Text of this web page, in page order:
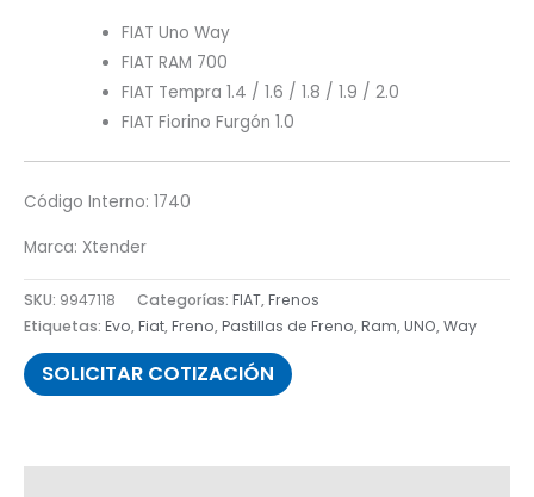
FIAT Uno Way
FIAT RAM 700
FIAT Tempra 1.4 / 1.6 / 1.8 / 1.9 / 2.0
FIAT Fiorino Furgón 1.0
Código Interno: 1740
Marca: Xtender
SKU: 9947118 Categorías: FIAT,Frenos
Etiquetas: Evo,Fiat,Freno,Pastillas de Freno,Ram,UNO,Way
SOLICITAR COTIZACIÓN